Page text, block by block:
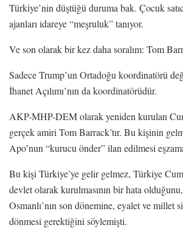
Türkiye’nin düştüğü duruma bak. Çocuk
ajanları idareye “meşruluk” tanıyor.
Ve son olarak bir kez daha soralım: Tom
Sadece Trump’un Ortadoğu koordinatörü
İhanet Açılımı’nın da koordinatörüdür.
AKP-MHP-DEM olarak yeniden kurulan
gerçek amiri Tom Barrack’tır. Bu kişinin
Apo’nun “kurucu önder” ilan edilmesi
Bu kişi Türkiye’ye gelir gelmez, Türkiye
devlet olarak kurulmasının bir hata
Osmanlı’nın son dönemine, eyalet ve millet
dönmesi gerektiğini söylemişti.